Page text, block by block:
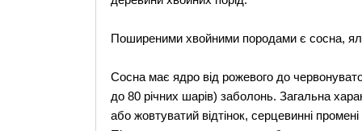
Поширеними хвойними породами є сосна,
Сосна має ядро від рожевого до
до 80 річних шарів) заболонь. Загальна
або жовтуватий відтінок, серцевинні